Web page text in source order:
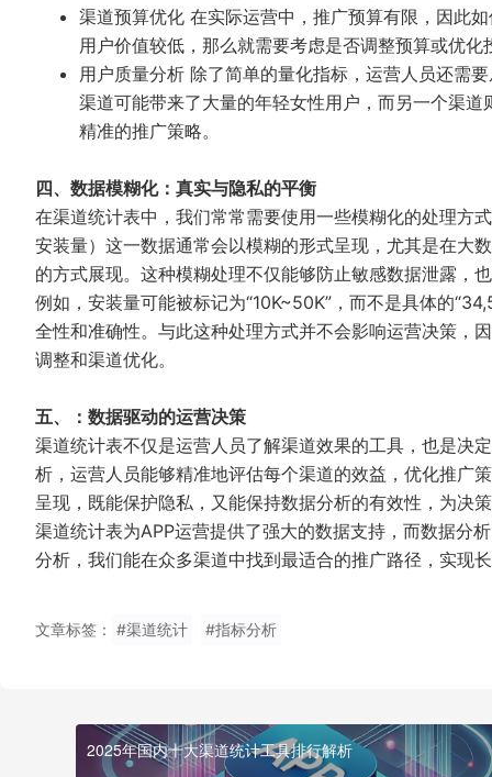
渠道预算优化 在实际运营中，推广预算有限，因此
用户价值较低，那么就需要考虑是否调整预算或优化
用户质量分析 除了简单的量化指标，运营人员还需
渠道可能带来了大量的年轻女性用户，而另一个渠
精准的推广策略。
四、数据模糊化：真实与隐私的平衡
在渠道统计表中，我们常常需要使用一些模糊化的处理方
安装量）这一数据通常会以模糊的形式呈现，尤其是在大
的方式展现。这种模糊处理不仅能够防止敏感数据泄露，
例如，安装量可能被标记为“10K~50K”，而不是具体的
全性和准确性。与此这种处理方式并不会影响运营决策，
调整和渠道优化。
五、：数据驱动的运营决策
渠道统计表不仅是运营人员了解渠道效果的工具，也是决
析，运营人员能够精准地评估每个渠道的效益，优化推广
呈现，既能保护隐私，又能保持数据分析的有效性，为决
渠道统计表为APP运营提供了强大的数据支持，而数据分
分析，我们能在众多渠道中找到最适合的推广路径，实现
文章标签： #渠道统计 #指标分析
2025年国内十大渠道统计工具排行解析